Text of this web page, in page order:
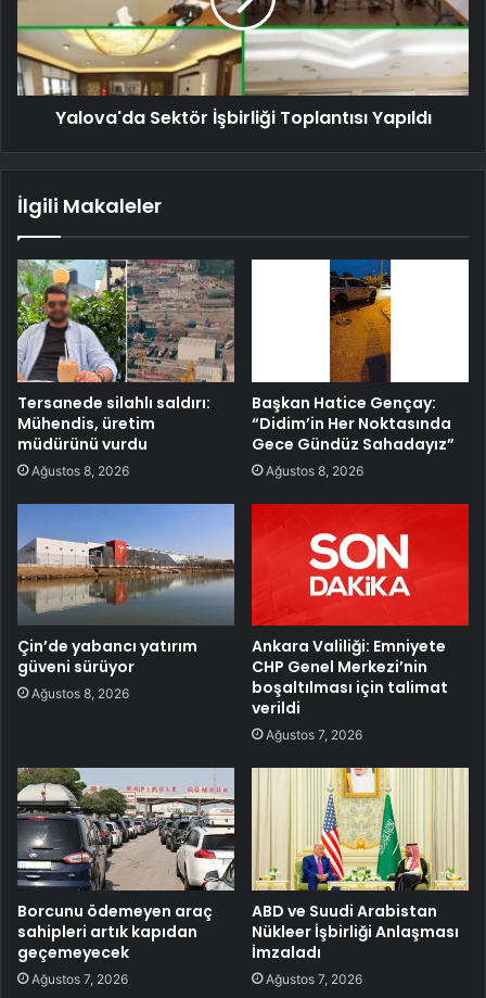
Yalova'da Sektör İşbirliği Toplantısı Yapıldı
İlgili Makaleler
Tersanede silahlı saldırı:
Mühendis, üretim
müdürünü vurdu
Ağustos 8, 2026
Başkan Hatice Gençay:
“Didim’in Her Noktasında
Gece Gündüz Sahadayız”
Ağustos 8, 2026
Çin’de yabancı yatırım
güveni sürüyor
Ağustos 8, 2026
Ankara Valiliği: Emniyete
CHP Genel Merkezi’nin
boşaltılması için talimat
verildi
Ağustos 7, 2026
Borcunu ödemeyen araç
sahipleri artık kapıdan
geçemeyecek
Ağustos 7, 2026
ABD ve Suudi Arabistan
Nükleer İşbirliği Anlaşması
İmzaladı
Ağustos 7, 2026